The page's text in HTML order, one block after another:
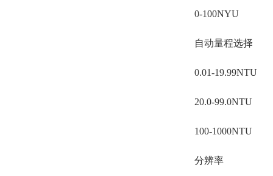
0-100NYU
自动量程选择
0.01-19.99NTU
20.0-99.0NTU
100-1000NTU
分辨率